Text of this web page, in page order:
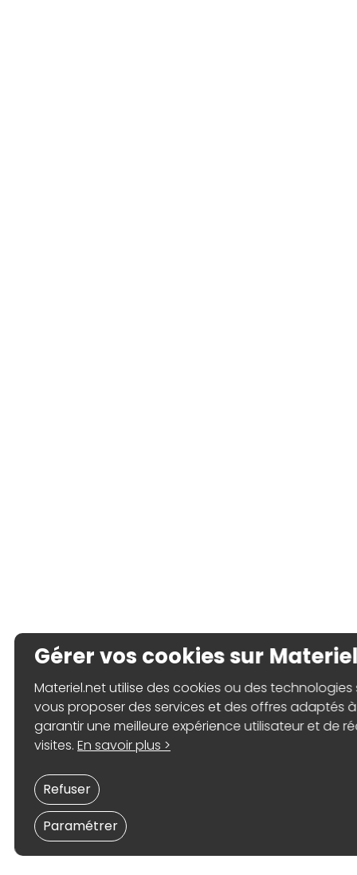
Gérer vos cookies sur
Materiel.net utilise des cookies ou des technologies
vous proposer des services et des offres adaptés
garantir une meilleure expérience utilisateur et de
visites.En savoir plus >
Paramétrer
Refuser